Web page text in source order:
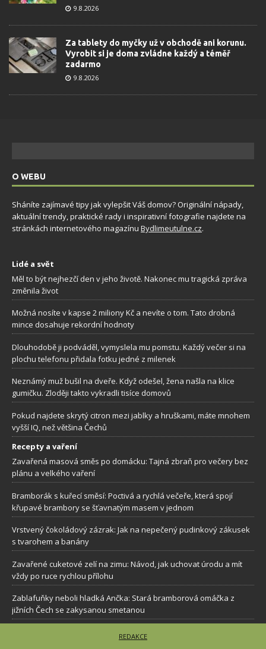
9.8.2026
Za tablety do myčky už v obchodě ani korunu.
Vyrobit si je doma zvládne každý a téměř
zadarmo
9.8.2026
O WEBU
Sháníte zajímavé tipy jak vylepšit Váš domov? Originální nápady,
aktuální trendy, praktické rady i inspirativní fotografie najdete na
stránkách internetového magazínu Bydlimeutulne.cz.
Lidé a svět
Měl to být nejhezčí den v jeho životě. Nakonec mu tragická zpráva
změnila život
Možná nosíte v kapse 2 miliony Kč a nevíte o tom. Tato drobná
mince dosahuje rekordní hodnoty
Dlouhodobě ji podváděl, vymyslela mu pomstu. Každý večer si na
plochu telefonu přidala fotku jedné z milenek
Neznámý muž bušil na dveře. Když odešel, žena našla na klice
gumičku. Zloději takto vykradli tisíce domovů
Pokud najdete skrytý citron mezi jablky a hruškami, máte mnohem
vyšší IQ, než většina Čechů
Recepty a vaření
Zavařená masová směs po domácku: Tajná zbraň pro večery bez
plánu a velkého vaření
Bramborák s kuřecí směsí: Poctivá a rychlá večeře, která spojí
křupavé brambory se šťavnatým masem v jednom
Vrstvený čokoládový zázrak: Jak na nepečený pudinkový zákusek
s tvarohem a banány
Zavařené cuketové zelí na zimu: Návod, jak uchovat úrodu a mít
vždy po ruce rychlou přílohu
Zablafuňky neboli hladká Ančka: Stará bramborová omáčka z
jižních Čech se zakysanou smetanou
REDAKCE